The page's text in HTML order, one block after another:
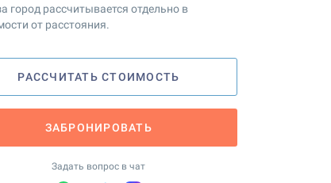
город рассчитывается отдельно в
от расстояния.
РАССЧИТАТЬ СТОИМОСТЬ
ЗАБРОНИРОВАТЬ
Задать вопрос в чат